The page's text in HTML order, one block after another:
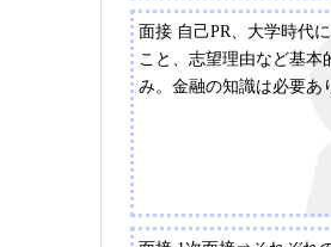
面接 自己PR、大学時代
こと、志望理由など基本
み。金融の知識は必要あ